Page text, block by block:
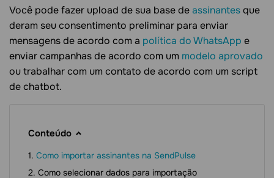
Você pode fazer upload de sua base deassinantesque
deram seu consentimento preliminar para enviar
mensagens de acordo com a política do WhatsApp e
enviar campanhas de acordo com um modelo aprovado
ou trabalhar com um contato de acordo com um script
de chatbot.
Conteúdo
Como importar assinantes na SendPulse
Como selecionar dados para importação